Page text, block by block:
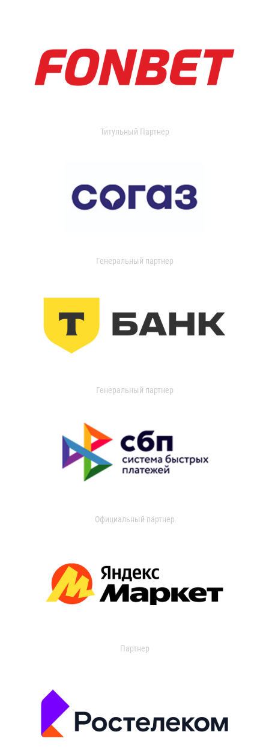
Титульный Партнер
Генеральный партнер
Генеральный партнер
Официальный партнер
Партнер